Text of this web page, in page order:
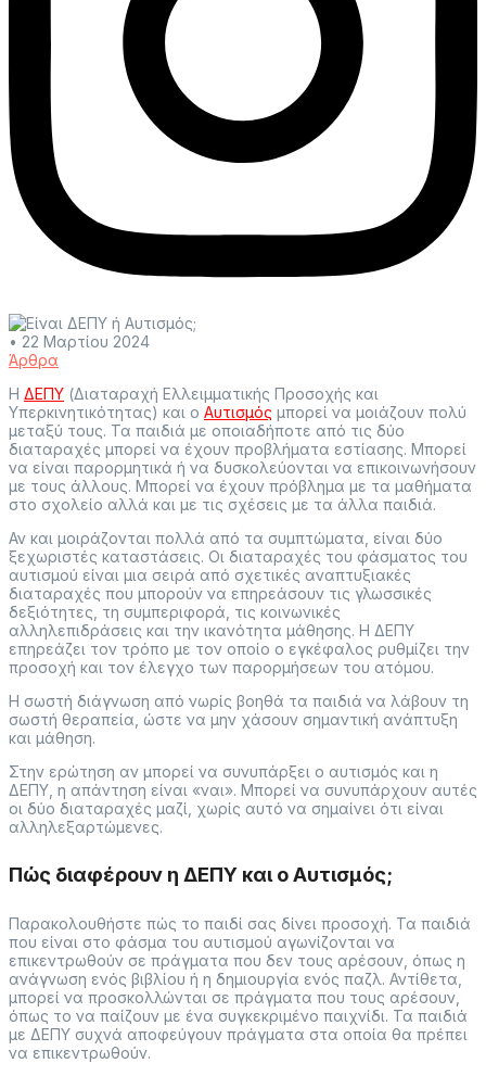
• 22 Μαρτίου 2024
Άρθρα
Η ΔΕΠΥ (Διαταραχή Ελλειμματικής Προσοχής και
Υπερκινητικότητας) και ο Αυτισμός μπορεί να μοιάζουν πολύ
μεταξύ τους. Τα παιδιά με οποιαδήποτε από τις δύο
διαταραχές μπορεί να έχουν προβλήματα εστίασης. Μπορεί
να είναι παρορμητικά ή να δυσκολεύονται να επικοινωνήσουν
με τους άλλους. Μπορεί να έχουν πρόβλημα με τα μαθήματα
στο σχολείο αλλά και με τις σχέσεις με τα άλλα παιδιά.
Αν και μοιράζονται πολλά από τα συμπτώματα, είναι δύο
ξεχωριστές καταστάσεις. Οι διαταραχές του φάσματος του
αυτισμού είναι μια σειρά από σχετικές αναπτυξιακές
διαταραχές που μπορούν να επηρεάσουν τις γλωσσικές
δεξιότητες, τη συμπεριφορά, τις κοινωνικές
αλληλεπιδράσεις και την ικανότητα μάθησης. Η ΔΕΠΥ
επηρεάζει τον τρόπο με τον οποίο ο εγκέφαλος ρυθμίζει την
προσοχή και τον έλεγχο των παρορμήσεων του ατόμου.
Η σωστή διάγνωση από νωρίς βοηθά τα παιδιά να λάβουν τη
σωστή θεραπεία, ώστε να μην χάσουν σημαντική ανάπτυξη
και μάθηση.
Στην ερώτηση αν μπορεί να συνυπάρξει ο αυτισμός και η
ΔΕΠΥ, η απάντηση είναι «ναι». Μπορεί να συνυπάρχουν αυτές
οι δύο διαταραχές μαζί, χωρίς αυτό να σημαίνει ότι είναι
αλληλεξαρτώμενες.
Πώς διαφέρουν η ΔΕΠΥ και ο Αυτισμός;
Παρακολουθήστε πώς το παιδί σας δίνει προσοχή. Τα παιδιά
που είναι στο φάσμα του αυτισμού αγωνίζονται να
επικεντρωθούν σε πράγματα που δεν τους αρέσουν, όπως η
ανάγνωση ενός βιβλίου ή η δημιουργία ενός παζλ. Αντίθετα,
μπορεί να προσκολλώνται σε πράγματα που τους αρέσουν,
όπως το να παίζουν με ένα συγκεκριμένο παιχνίδι. Τα παιδιά
με ΔΕΠΥ συχνά αποφεύγουν πράγματα στα οποία θα πρέπει
να επικεντρωθούν.